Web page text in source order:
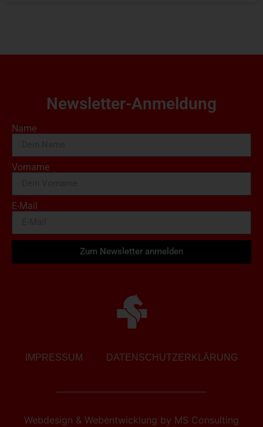
Newsletter-Anmeldung
Name
Vorname
E-Mail
Zum Newsletter anmelden
IMPRESSUM DATENSCHUTZERKLÄRUNG
Webdesign & Webentwicklung by MS Consulting